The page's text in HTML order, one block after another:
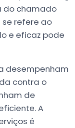
do chamado
se refere ao
e eficaz pode
desempenham
contra o
de
A
é